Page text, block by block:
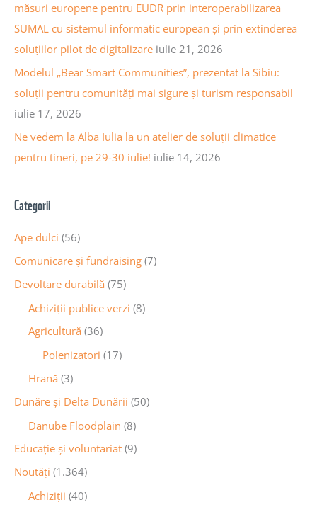
măsuri europene pentru EUDR prin interoperabilizarea
SUMAL cu sistemul informatic european și prin extinderea
soluțiilor pilot de digitalizare iulie 21, 2026
Modelul „Bear Smart Communities”, prezentat la Sibiu:
soluții pentru comunități mai sigure și turism responsabil
iulie 17, 2026
Ne vedem la Alba Iulia la un atelier de soluții climatice
pentru tineri, pe 29-30 iulie! iulie 14, 2026
Categorii
Ape dulci (56)
Comunicare și fundraising (7)
Devoltare durabilă (75)
Achiziții publice verzi (8)
Agricultură (36)
Polenizatori (17)
Hrană (3)
Dunăre și Delta Dunării (50)
Danube Floodplain (8)
Educaţie și voluntariat (9)
Noutăţi (1.364)
Achiziţii (40)
o
l
e